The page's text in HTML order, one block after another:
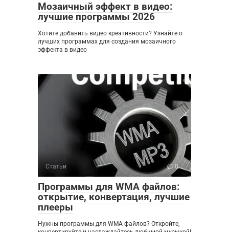
Мозаичный эффект в видео:
лучшие программы 2026
Хотите добавить видео креативности? Узнайте о
лучших программах для создания мозаичного
эффекта в видео
Статьи 0
Программы для WMA файлов:
открытие, конвертация, лучшие
плееры
Нужны программы для WMA файлов? Откройте,